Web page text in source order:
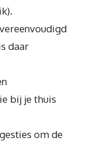
daar
bij je thuis
om de